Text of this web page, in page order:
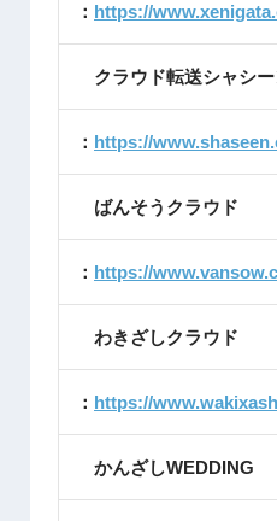
： https://
クラウド転送シャシ
： https://
ばんそうクラウド
： https://
わきざしクラウド
： https://
かんざしWEDDING